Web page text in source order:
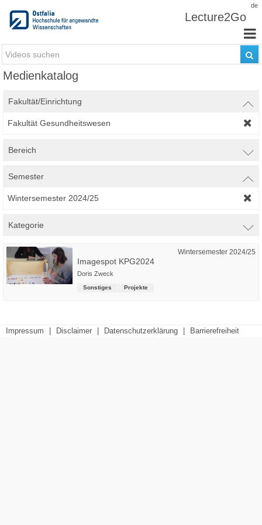
de
Lecture2Go
Medienkatalog
Fakultät/Einrichtung
Fakultät Gesundheitswesen
Bereich
Semester
Wintersemester 2024/25
Kategorie
Wintersemester 2024/25
Imagespot KPG2024
Doris Zweck
Sonstiges Projekte
Impressum Disclaimer Datenschutzerklärung Barrierefreiheit